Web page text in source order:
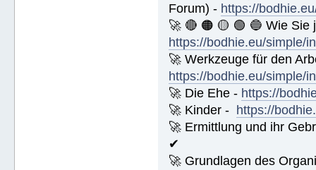
Forum) - https://
🚀 🔴 🟠 🟡 🟢 🔵 Wie Sie
https://bodhie.eu/simple/
🚀 Werkzeuge für den
https://bodhie.eu/simple/
🚀 Die Ehe - https://
🚀 Kinder - https://
🚀 Ermittlung und ihr
✔
🚀 Grundlagen des